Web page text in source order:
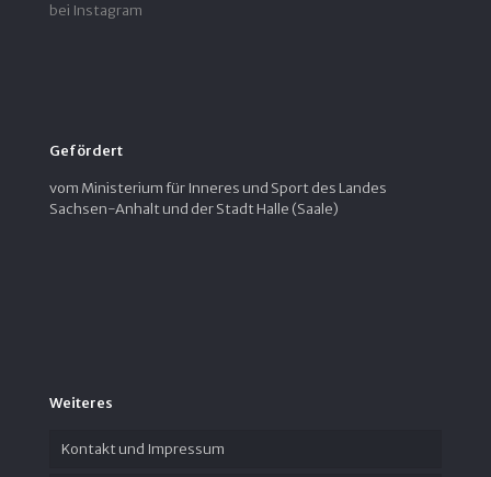
bei Instagram
Gefördert
vom Ministerium für Inneres und Sport des Landes
Sachsen-Anhalt und der Stadt Halle (Saale)
Weiteres
Kontakt und Impressum